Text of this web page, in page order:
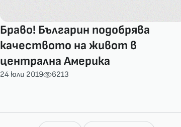
Браво! Българин подобрява
качеството на живот в
централна Америка
24 юли 2019 6213